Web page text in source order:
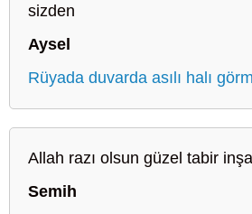
sizden
Aysel
Rüyada duvarda asılı halı
Allah razı olsun güzel tabir
Semih